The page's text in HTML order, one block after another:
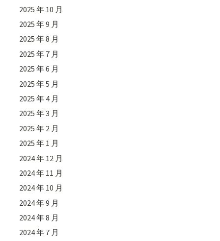
2025 年 10 月
2025 年 9 月
2025 年 8 月
2025 年 7 月
2025 年 6 月
2025 年 5 月
2025 年 4 月
2025 年 3 月
2025 年 2 月
2025 年 1 月
2024 年 12 月
2024 年 11 月
2024 年 10 月
2024 年 9 月
2024 年 8 月
2024 年 7 月